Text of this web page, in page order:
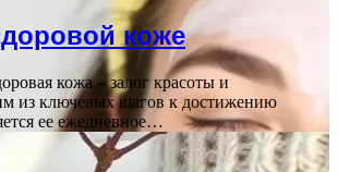
коже
кожа – залог красоты и
из ключевых шагов к достижению
ее ежедневное…